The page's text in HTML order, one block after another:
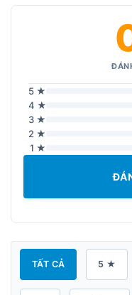
5 ★
4 ★
3 ★
2 ★
1 ★
TẤT CẢ 5 ★